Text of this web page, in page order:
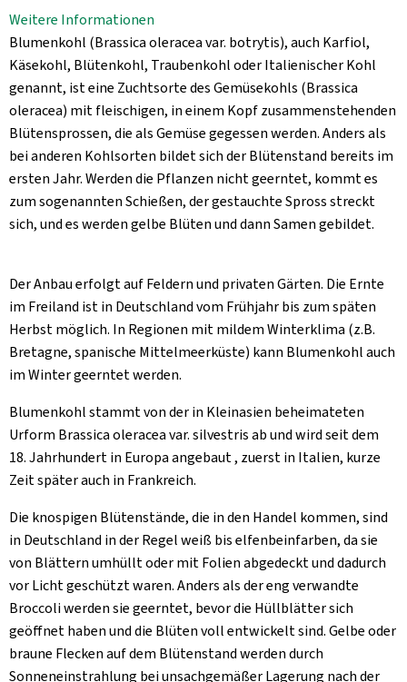
B2B
Weitere Informationen
Blumenkohl (Brassica oleracea var. botrytis), auch Karfiol,
Käsekohl, Blütenkohl, Traubenkohl oder Italienischer Kohl
genannt, ist eine Zuchtsorte des Gemüsekohls (Brassica
oleracea) mit fleischigen, in einem Kopf zusammenstehenden
Blütensprossen, die als Gemüse gegessen werden. Anders als
bei anderen Kohlsorten bildet sich der Blütenstand bereits im
ersten Jahr. Werden die Pflanzen nicht geerntet, kommt es
zum sogenannten Schießen, der gestauchte Spross streckt
sich, und es werden gelbe Blüten und dann Samen gebildet.
Der Anbau erfolgt auf Feldern und privaten Gärten. Die Ernte
im Freiland ist in Deutschland vom Frühjahr bis zum späten
Herbst möglich. In Regionen mit mildem Winterklima (z.B.
Bretagne, spanische Mittelmeerküste) kann Blumenkohl auch
im Winter geerntet werden.
Blumenkohl stammt von der in Kleinasien beheimateten
Urform Brassica oleracea var. silvestris ab und wird seit dem
18. Jahrhundert in Europa angebaut , zuerst in Italien, kurze
Zeit später auch in Frankreich.
Die knospigen Blütenstände, die in den Handel kommen, sind
in Deutschland in der Regel weiß bis elfenbeinfarben, da sie
von Blättern umhüllt oder mit Folien abgedeckt und dadurch
vor Licht geschützt waren. Anders als der eng verwandte
Broccoli werden sie geerntet, bevor die Hüllblätter sich
geöffnet haben und die Blüten voll entwickelt sind. Gelbe oder
braune Flecken auf dem Blütenstand werden durch
Sonneneinstrahlung bei unsachgemäßer Lagerung nach der